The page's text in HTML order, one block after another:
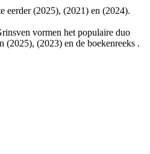
eerder(2025), (2021) en (2024).
vormen het populaire duo
(2025), (2023) en de boekenreeks .